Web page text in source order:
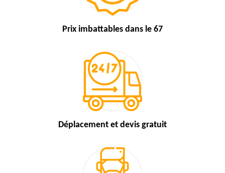
Prix imbattables dans le 67
Déplacement et devis gratuit